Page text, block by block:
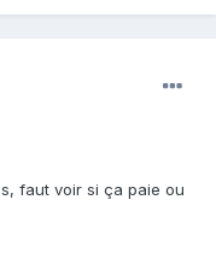
faut voir si ça paie ou